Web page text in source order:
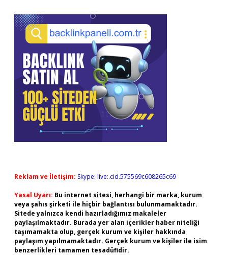
Reklam ve İletişim: Skype: live:.cid.575569c608265c69
Yasal Uyarı: Bu internet sitesi, herhangi bir marka, kurum
veya şahıs şirketi ile hiçbir bağlantısı bulunmamaktadır.
Sitede yalnızca kendi hazırladığımız makaleler
paylaşılmaktadır. Burada yer alan içerikler haber niteliği
taşımamakta olup, gerçek kurum ve kişiler hakkında
paylaşım yapılmamaktadır. Gerçek kurum ve kişiler ile isim
benzerlikleri tamamen tesadüfidir.